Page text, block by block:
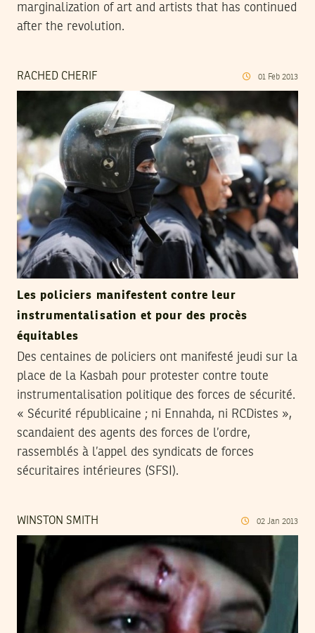
marginalization of art and artists that has continued
after the revolution.
RACHED CHERIF 01 Feb 2013
Les policiers manifestent contre leur
instrumentalisation et pour des procès
équitables
Des centaines de policiers ont manifesté jeudi sur la
place de la Kasbah pour protester contre toute
instrumentalisation politique des forces de sécurité.
« Sécurité républicaine ; ni Ennahda, ni RCDistes »,
scandaient des agents des forces de l’ordre,
rassemblés à l’appel des syndicats de forces
sécuritaires intérieures (SFSI).
WINSTON SMITH 02 Jan 2013